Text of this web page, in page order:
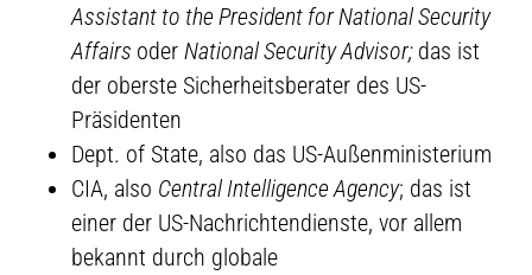
Assistant to the President for National Security
Affairs oder National Security Advisor; das ist
der oberste Sicherheitsberater des US-
Präsidenten
Dept. of State, also das US-Außenministerium
CIA, also Central Intelligence Agency; das ist
einer der US-Nachrichtendienste, vor allem
bekannt durch globale